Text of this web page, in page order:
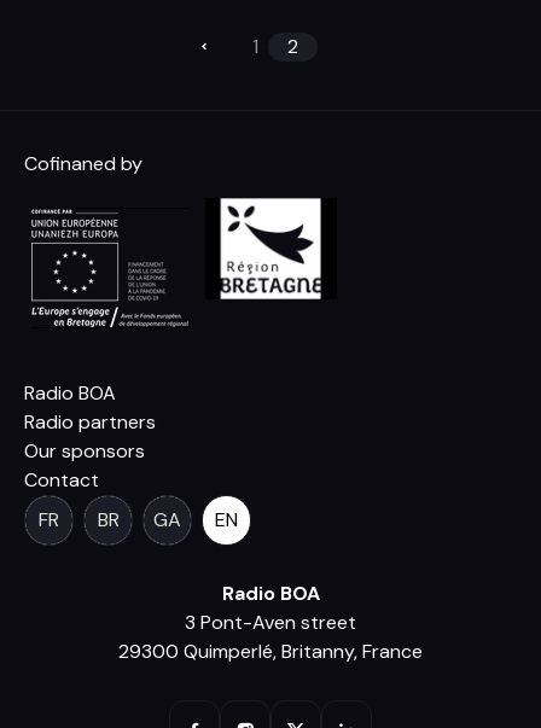
1 2
Cofinaned by
Radio BOA
Radio partners
Our sponsors
Contact
FR
BR GA EN
Radio BOA
3 Pont-Aven street
29300 Quimperlé, Britanny, France